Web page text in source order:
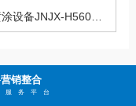
聚脲喷涂设备JNJX-H5600(T)PLC型
销整合
服务平台